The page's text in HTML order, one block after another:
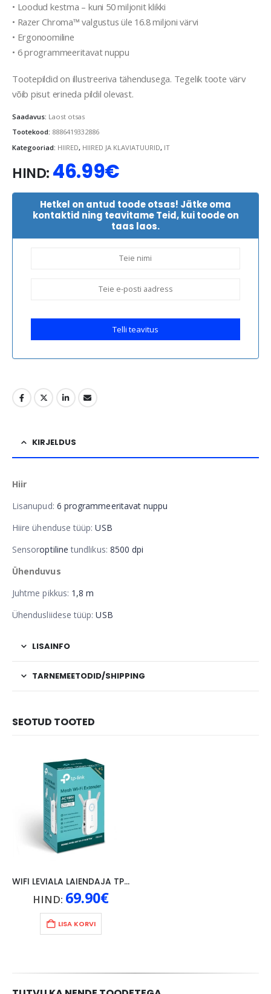
• Loodud kestma – kuni 50 miljonit klikki
• Razer Chroma™ valgustus üle 16.8 miljoni värvi
• Ergonoomiline
• 6 programmeeritavat nuppu
Tootepildid on illustreeriva tähendusega. Tegelik toote värv
võib pisut erineda pildil olevast.
Saadavus: Laost otsas
Tootekood: 8886419332886
Kategooriad: HIIRED, HIIRED JA KLAVIATUURID, IT
HIND: 46.99€
Hetkel on antud toode otsas! Jätke oma
kontaktid ning teavitame Teid, kui toode on
taas laos.
Telli teavitus
KIRJELDUS
Hiir
Lisanupud: 6 programmeeritavat nuppu
Hiire ühenduse tüüp:USB
Sensoroptilinetundlikus: 8500 dpi
Ühenduvus
Juhtme pikkus: 1,8 m
Ühendusliidese tüüp:USB
LISAINFO
TARNEMEETODID/SHIPPING
SEOTUD TOOTED
WIFI LEVIALA LAIENDAJA TP-LINK RE550, AC1900
HIND: 69.90€
LISA KORVI